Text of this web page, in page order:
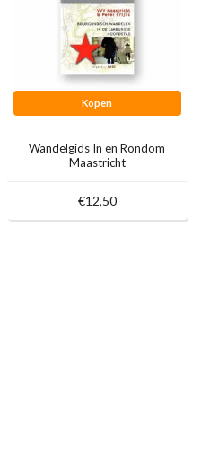
Kopen
Wandelgids In en Rondom
Maastricht
€12,50